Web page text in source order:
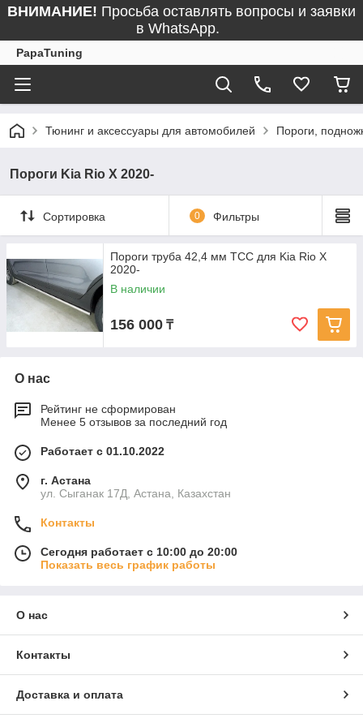
ВНИМАНИЕ! Просьба оставлять вопросы и заявки
в WhatsApp.
PapaTuning
Тюнинг и аксессуары для автомобилей Пороги,
Пороги Kia Rio X 2020-
Сортировка 0 Фильтры
Пороги труба 42,4 мм ТСС для Kia Rio X
2020-
В наличии
156 000 ₸
О нас
Рейтинг не сформирован
Менее 5 отзывов за последний год
Работает с 01.10.2022
г. Астана
ул. Сыганак 17Д, Астана, Казахстан
Контакты
Сегодня работает с 10:00 до 20:00
Показать весь график работы
О нас
Контакты
Доставка и оплата